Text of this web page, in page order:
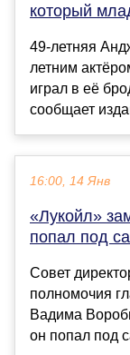
который
49-летняя
летним
играл в её
сообщает
16:00, 14 Янв
«Лукойл»
попал под
Совет
полномочия
Вадима
он попал под